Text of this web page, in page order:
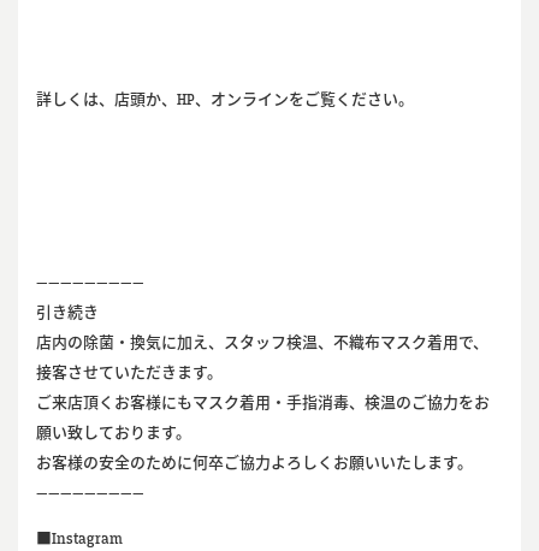
詳しくは、店頭か、HP、オンラインをご覧ください。
—————————
引き続き
店内の除菌・換気に加え、スタッフ検温、不織布マスク着用で、
接客させていただきます。
ご来店頂くお客様にもマスク着用・手指消毒、検温のご協力をお
願い致しております。
お客様の安全のために何卒ご協力よろしくお願いいたします。
—————————
■Instagram